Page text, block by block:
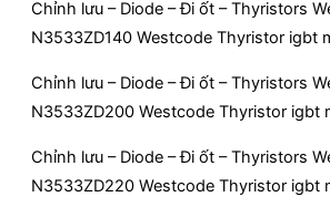
Chỉnh lưu – Diode – Đi ốt – Thyristors
N3533ZD140 Westcode Thyristor igbt
Chỉnh lưu – Diode – Đi ốt – Thyristors
N3533ZD200 Westcode Thyristor igbt
Chỉnh lưu – Diode – Đi ốt – Thyristors
N3533ZD220 Westcode Thyristor igbt